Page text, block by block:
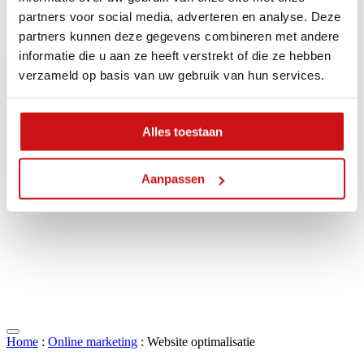
partners voor social media, adverteren en analyse. Deze
partners kunnen deze gegevens combineren met andere
informatie die u aan ze heeft verstrekt of die ze hebben
verzameld op basis van uw gebruik van hun services.
Alles toestaan
Aanpassen
Home : Online marketing : Website optimalisatie